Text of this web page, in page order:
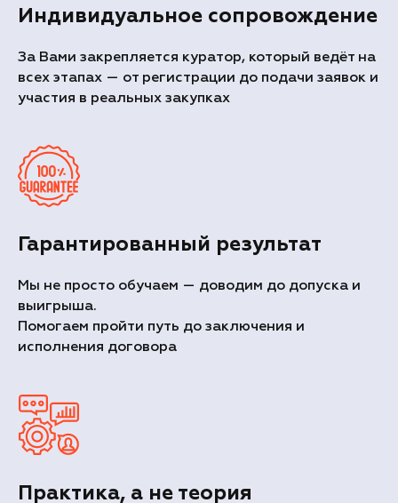
Индивидуальное сопровождение
За Вами закрепляется куратор, который ведёт на
всех этапах — от регистрации до подачи заявок и
участия в реальных закупках
Гарантированный результат
Мы не просто обучаем — доводим до допуска и
выигрыша.
Помогаем пройти путь до заключения и
исполнения договора
Практика, а не теория